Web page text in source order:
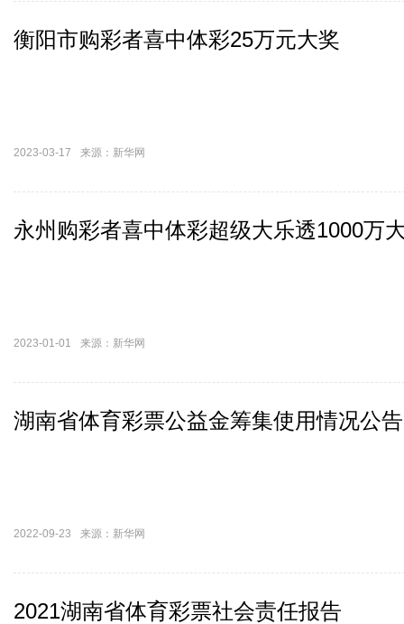
衡阳市购彩者喜中体彩25万元大奖
2023-03-17 来源：新华网
永州购彩者喜中体彩超级大乐透1000万
2023-01-01 来源：新华网
湖南省体育彩票公益金筹集使用情况公告
2022-09-23 来源：新华网
2021湖南省体育彩票社会责任报告